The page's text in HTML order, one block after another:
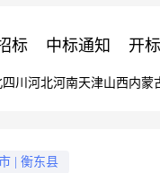
标 中标通知 开
四川 河北河南天津山西内蒙
衡东县